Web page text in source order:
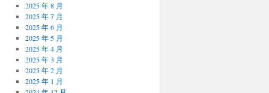
2025 年 8 月
2025 年 7 月
2025 年 6 月
2025 年 5 月
2025 年 4 月
2025 年 3 月
2025 年 2 月
2025 年 1 月